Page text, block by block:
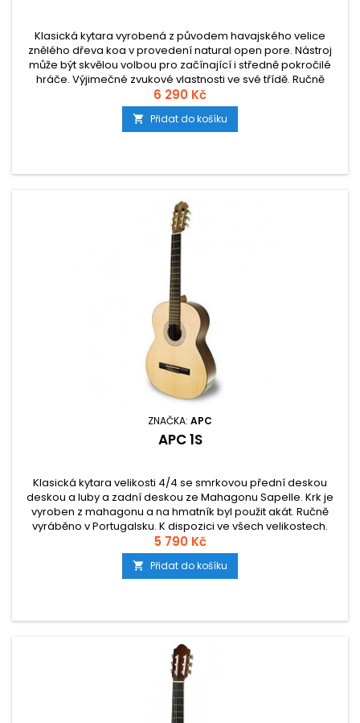
Klasická kytara vyrobená z původem havajského velice
znělého dřeva koa v provedení natural open pore. Nástroj
může být skvělou volbou pro začínající i středně pokročilé
hráče. Výjimečné zvukové vlastnosti ve své třídě. Ručně
vyráběno v Portugalsku.
6 290 Kč
 Přidat do košíku
ZNAČKA: APC
APC 1S
Klasická kytara velikosti 4/4 se smrkovou přední deskou
deskou a luby a zadní deskou ze Mahagonu Sapelle. Krk je
vyroben z mahagonu a na hmatník byl použit akát. Ručně
vyráběno v Portugalsku. K dispozici ve všech velikostech.
Povrchová úprava lesk.
5 790 Kč
 Přidat do košíku